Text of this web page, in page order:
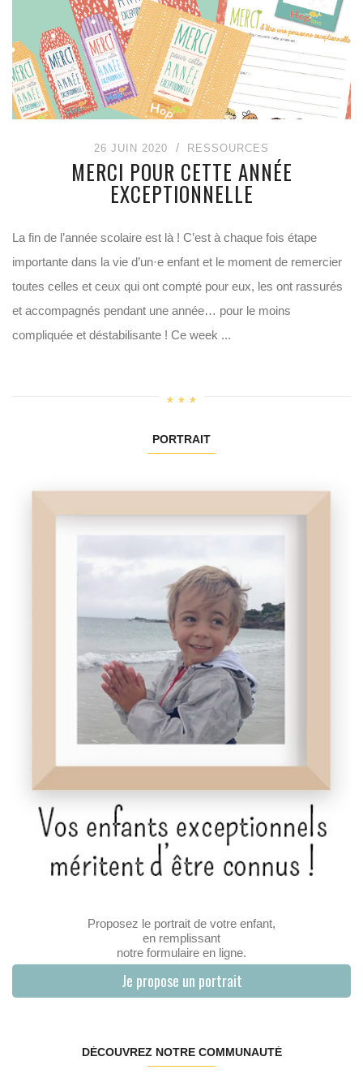
26 JUIN 2020 RESSOURCES
MERCI POUR CETTE ANNÉE
EXCEPTIONNELLE
La fin de l’année scolaire est là ! C’est à chaque fois étape
importante dans la vie d’un·e enfant et le moment de remercier
toutes celles et ceux qui ont compté pour eux, les ont rassurés
et accompagnés pendant une année… pour le moins
compliquée et déstabilisante ! Ce week ...
PORTRAIT
Proposez le portrait de votre enfant,
en remplissant
notre formulaire en ligne.
Je propose un portrait
DÉCOUVREZ NOTRE COMMUNAUTÉ